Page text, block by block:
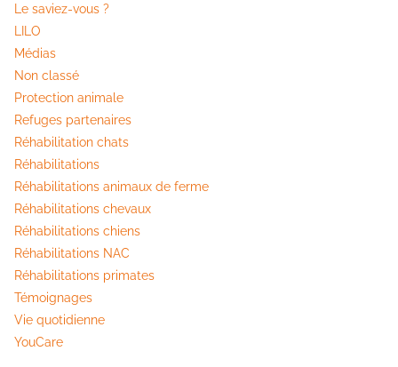
Le saviez-vous ?
LILO
Médias
Non classé
Protection animale
Refuges partenaires
Réhabilitation chats
Réhabilitations
Réhabilitations animaux de ferme
Réhabilitations chevaux
Réhabilitations chiens
Réhabilitations NAC
Réhabilitations primates
Témoignages
Vie quotidienne
YouCare